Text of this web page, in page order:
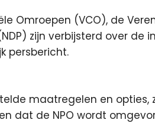
Omroepen (VCO), de
zijn verbijsterd over
persbericht.
maatregelen en opties,
dat de NPO wordt